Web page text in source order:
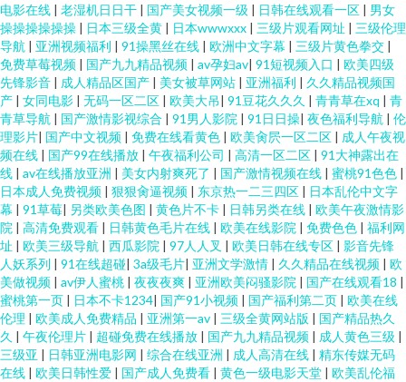
电影在线 | 老湿机日日干 | 国产美女视频一级 | 日韩在线观看一区 | 男女
操操操操操操 | 日本三级全黄 | 日本wwwxxx | 三级片观看网址 | 三级伦理
导航 | 亚洲视频福利 | 91操黑丝在线 | 欧洲中文字幕 | 三级片黄色拳交 |
免费草莓视频 | 国产九九精品视频 | av孕妇av| 91短视频入口 | 欧美四级
先锋影音 | 成人精品区国产 | 美女被草网站 | 亚洲福利 | 久久精品视频国
产 | 女同电影 | 无码一区二区 | 欧美大吊| 91豆花久久久 | 青青草在xq | 青
青草导航 | 国产激情影视综合 | 91男人影院 | 91日日操| 夜色福利导航 | 伦
理影片| 国产中文视频 | 免费在线看黄色 | 欧美肏屄一区二区 | 成人午夜视
频在线 | 国产99在线播放 | 午夜福利公司 | 高清一区二区 | 91大神露出在
线 | av在线播放亚洲 | 美女内射爽死了 | 国产激情视频在线 | 蜜桃91色色 |
日本成人免费视频 | 狠狠肏逼视频 | 东京热一二三四区 | 日本乱伦中文字
幕 | 91草莓| 另类欧美色图 | 黄色片不卡 | 日韩另类在线 | 欧美午夜激情影
院 | 高清免费观看 | 日韩黄色毛片在线 | 欧美在线影院 | 免费色色 | 福利网
址 | 欧美三级导航 | 西瓜影院 | 97人人叉 | 欧美日韩在线专区 | 影音先锋
人妖系列 | 91在线超碰| 3a级毛片| 亚洲文学激情 | 久久精品在线视频 | 欧
美做视频 | av伊人蜜桃 | 夜夜夜爽 | 亚洲欧美闷骚影院 | 国产在线观看18 |
蜜桃第一页 | 日本不卡1234| 国产91小视频 | 国产福利第二页 | 欧美在线
伦理 | 欧美成人免费精品 | 亚洲第一av | 三级全黄网站版 | 国产精品热久
久 | 午夜伦理片 | 超碰免费在线播放 | 国产九九精品视频 | 成人黄色三级 |
三级亚 | 日韩亚洲电影网 | 综合在线亚洲 | 成人高清在线 | 精东传媒无码
在线 | 欧美日韩性爱 | 国产成人免费看 | 黄色一级电影天堂 | 欧美乱伦福